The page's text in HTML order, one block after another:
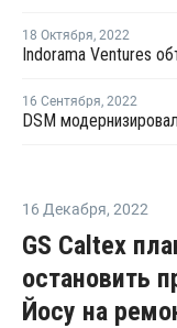
18 Октября, 2022
16 Сентября, 2022
16 Декабря, 2022
GS Caltex
остановить
Йосу на